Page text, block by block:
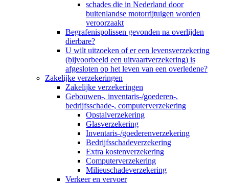
schades die in Nederland door
buitenlandse motorrijtuigen worden
veroorzaakt
Begrafenispolissen gevonden na overlijden
dierbare?
U wilt uitzoeken of er een levensverzekering
(bijvoorbeeld een uitvaartverzekering) is
afgesloten op het leven van een overledene?
Zakelijke verzekeringen
Zakelijke verzekeringen
Gebouwen-, inventaris-/goederen-,
bedrijfsschade-, computerverzekering
Opstalverzekering
Glasverzekering
Inventaris-/goederenverzekering
Bedrijfsschadeverzekering
Extra kostenverzekering
Computerverzekering
Milieuschadeverzekering
Verkeer en vervoer